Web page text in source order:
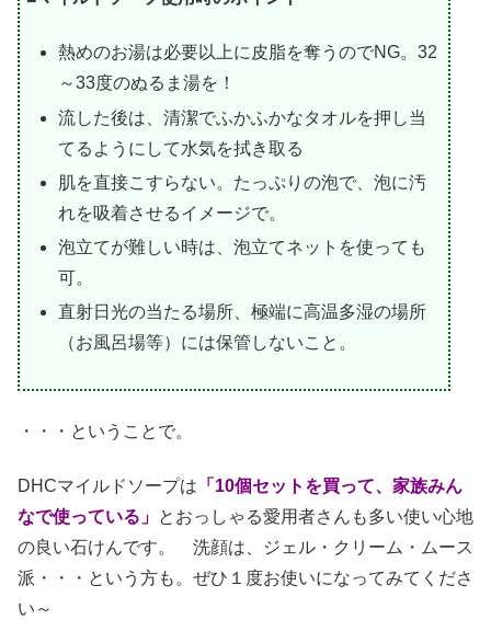
熱めのお湯は必要以上に皮脂を奪うのでNG。32
～33度のぬるま湯を！
流した後は、清潔でふかふかなタオルを押し当
てるようにして水気を拭き取る
肌を直接こすらない。たっぷりの泡で、泡に汚
れを吸着させるイメージで。
泡立てが難しい時は、泡立てネットを使っても
可。
直射日光の当たる場所、極端に高温多湿の場所
（お風呂場等）には保管しないこと。
・・・ということで。
DHCマイルドソープは 「10個セットを買って、家族みん
なで使っている」 とおっしゃる愛用者さんも多い使い心地
の良い石けんです。 洗顔は、ジェル・クリーム・ムース
派・・・という方も。ぜひ１度お使いになってみてくださ
い～